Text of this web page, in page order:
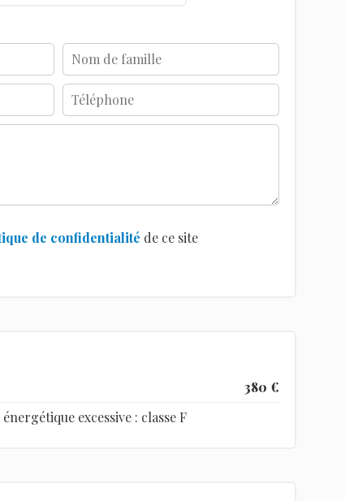
de confidentialité de ce site
380 €
excessive : classe F